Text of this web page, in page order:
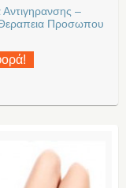
–
Προσωπου